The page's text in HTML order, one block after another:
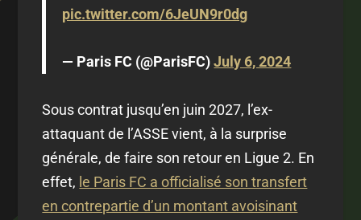
pic.twitter.com/6JeUN9r0dg
— Paris FC (@ParisFC)July 6, 2024
Sous contrat jusqu’en juin 2027, l’ex-
attaquant de l’ASSE vient, à la surprise
générale, de faire son retour en Ligue 2. En
effet, le Paris FC a officialisé son transfert
en contrepartie d’un montant avoisinant